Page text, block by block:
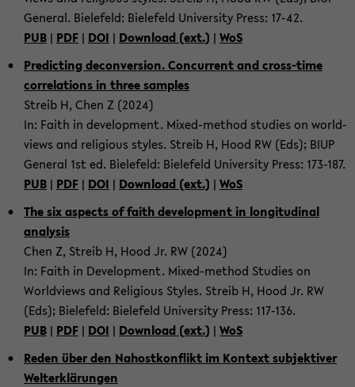
Gen­eral. Biele­feld: Biele­feld Uni­ver­sity Press: 17-42.
PUB | PDF | DOI | Down­load (ext.) | WoS
Pre­dict­ing de­con­ver­sion. Con­cur­rent and cross-​time
cor­re­la­tions in three sam­ples
Streib H, Chen Z (2024)
In: Faith in de­vel­op­ment. Mixed-​method stud­ies on world­
views and re­li­gious styles. Streib H, Hood RW (Eds); BIUP
Gen­eral 1st ed. Biele­feld: Biele­feld Uni­ver­sity Press: 173-​187.
PUB | PDF | DOI | Down­load (ext.) | WoS
The six as­pects of faith de­vel­op­ment in lon­gi­tu­di­nal
analy­sis
Chen Z, Streib H, Hood Jr. RW (2024)
In: Faith in De­vel­op­ment. Mixed-​method Stud­ies on
World­views and Re­li­gious Styles. Streib H, Hood Jr. RW
(Eds); Biele­feld: Biele­feld Uni­ver­sity Press: 117-​136.
PUB | PDF | DOI | Down­load (ext.) | WoS
Reden über den Na­hostkon­flikt im Kon­text sub­jek­tiver
Wel­terklärun­gen